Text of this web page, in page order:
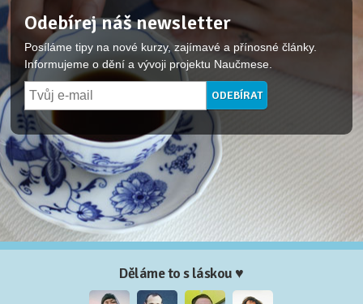
Odebírej náš newsletter
Posíláme tipy na nové kurzy, zajímavé a přínosné články.
Informujeme o dění a vývoji projektu Naučmese.
Děláme to s láskou ♥